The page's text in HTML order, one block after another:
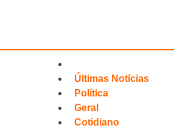
Últimas Notícias
Política
Geral
Cotidiano